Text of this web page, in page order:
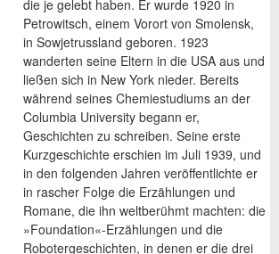
die je gelebt haben. Er wurde 1920 in
Petrowitsch, einem Vorort von Smolensk,
in Sowjetrussland geboren. 1923
wanderten seine Eltern in die USA aus und
ließen sich in New York nieder. Bereits
während seines Chemiestudiums an der
Columbia University begann er,
Geschichten zu schreiben. Seine erste
Kurzgeschichte erschien im Juli 1939, und
in den folgenden Jahren veröffentlichte er
in rascher Folge die Erzählungen und
Romane, die ihn weltberühmt machten: die
»Foundation«-Erzählungen und die
Robotergeschichten, in denen er die drei